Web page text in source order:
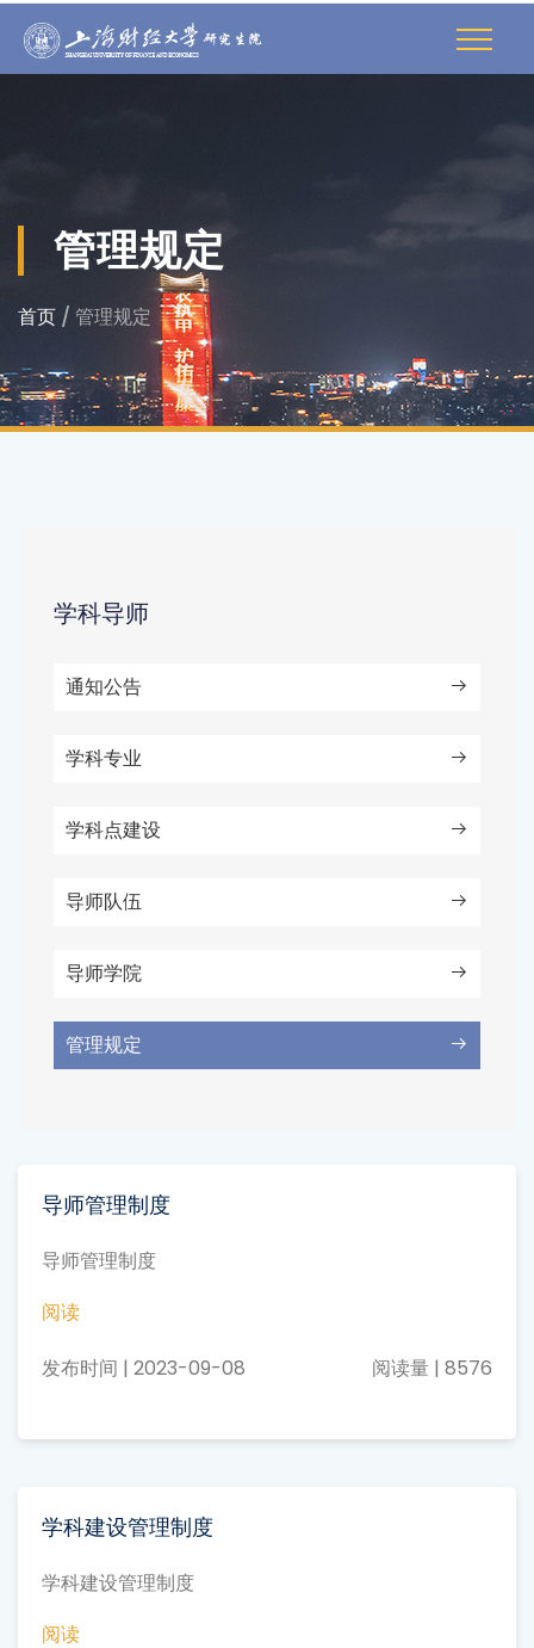
管理规定
首页 / 管理规定
学科导师
通知公告
学科专业
学科点建设
导师队伍
导师学院
管理规定
导师管理制度
导师管理制度
阅读
发布时间 | 2023-09-08 阅读量 | 8576
学科建设管理制度
学科建设管理制度
阅读